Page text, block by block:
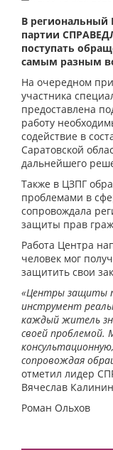
В региональный
партии
поступать
самым разным
На очередном
участника
предоставлена
работу
содействие в
Саратовской
дальнейшего
Также в ЦЗПГ
проблемами в
сопровождала
защиты прав
Работа Центра
человек мог
защитить свои
«Центры защиты
инструмент
каждый житель
своей проблемой.
сопровождая
отметил лидер
Вячеслав
Роман Ольхов